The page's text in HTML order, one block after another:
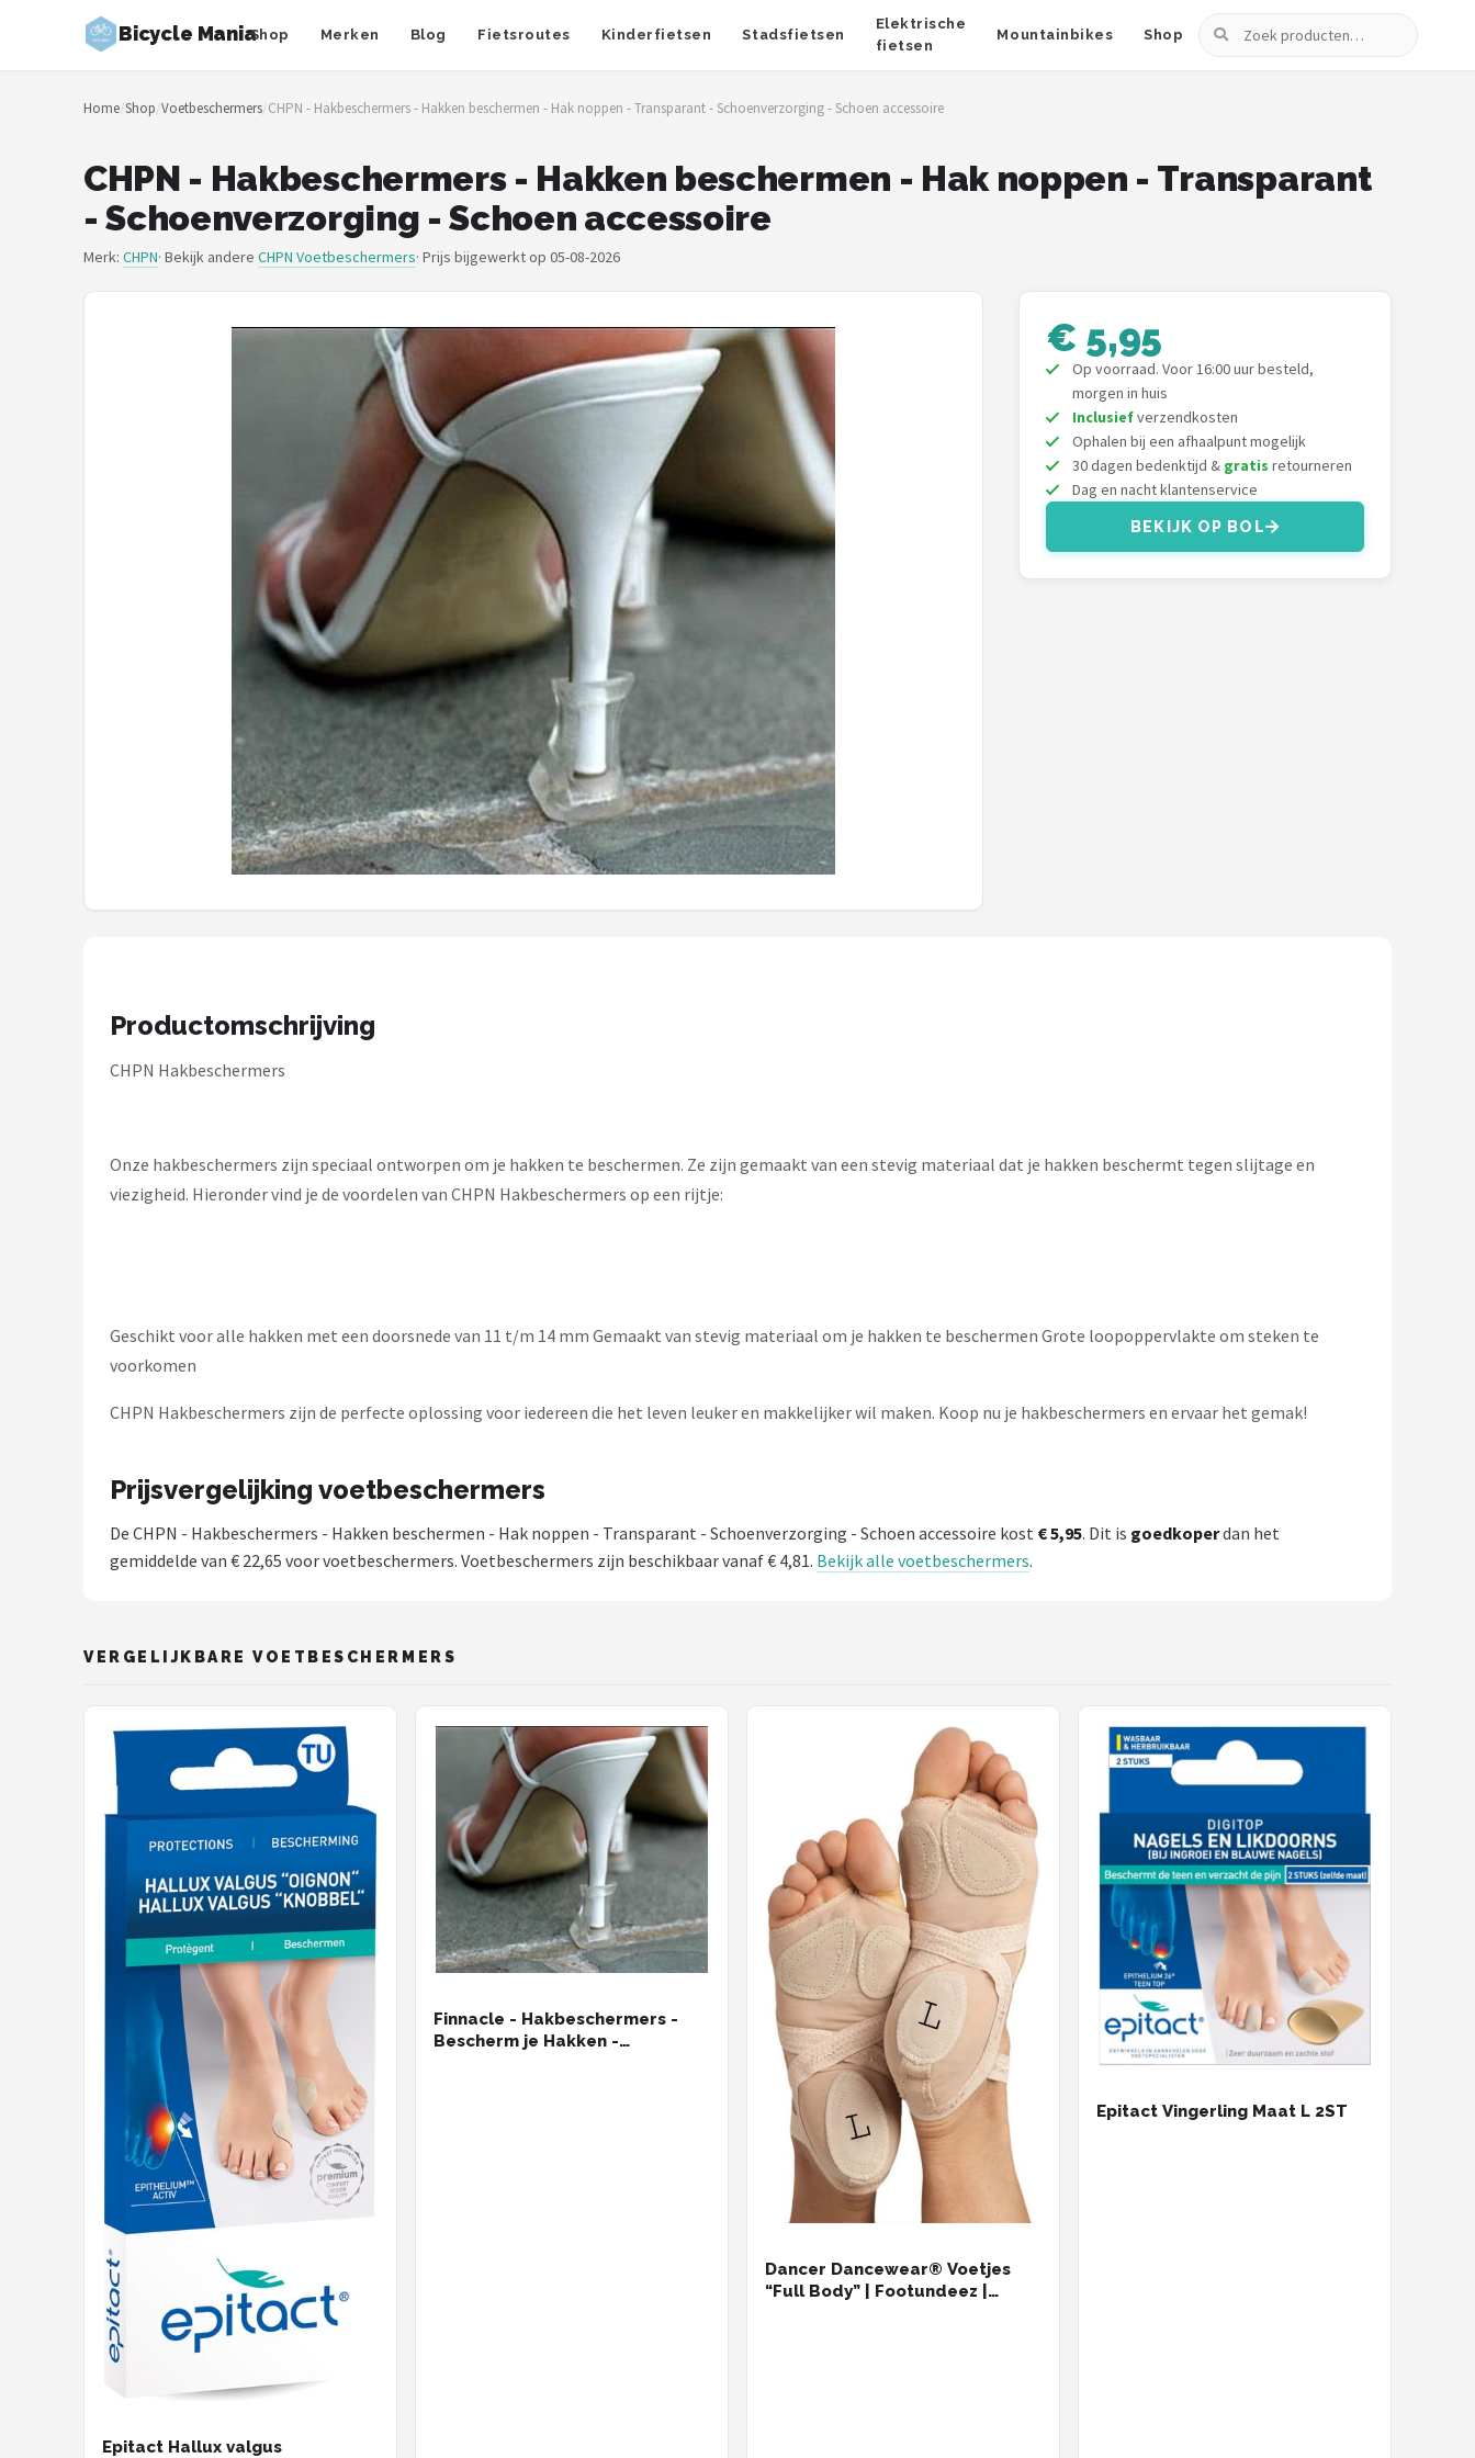
Bicycle ManiaShop Merken Blog Fietsroutes Kinderfietsen Stadsfietsen
Elektrische
fietsen
Mountainbikes Shop
Zoeken
Zoeken
NAVIGATIE
Merken
Blog
Alle merken →
Home/Shop/Voetbeschermers/CHPN - Hakbeschermers - Hakken beschermen - Hak noppen - Transparant - Schoenverzorging - Schoen accessoire
CHPN - Hakbeschermers - Hakken beschermen - Hak noppen - Transparant
- Schoenverzorging - Schoen accessoire
Merk: CHPN· Bekijk andere CHPN Voetbeschermers· Prijs bijgewerkt op 05-08-2026
€ 5,95
Op voorraad. Voor 16:00 uur besteld,
morgen in huis
Inclusiefverzendkosten
Ophalen bij een afhaalpunt mogelijk
30 dagen bedenktijd & gratis retourneren
Dag en nacht klantenservice
BEKIJK OP BOL
Productomschrijving
CHPN Hakbeschermers
Onze hakbeschermers zijn speciaal ontworpen om je hakken te beschermen. Ze zijn gemaakt van een stevig materiaal dat je hakken beschermt tegen slijtage en
viezigheid. Hieronder vind je de voordelen van CHPN Hakbeschermers op een rijtje:
Geschikt voor alle hakken met een doorsnede van 11 t/m 14 mm Gemaakt van stevig materiaal om je hakken te beschermen Grote loopoppervlakte om steken te
voorkomen
CHPN Hakbeschermers zijn de perfecte oplossing voor iedereen die het leven leuker en makkelijker wil maken. Koop nu je hakbeschermers en ervaar het gemak!
Prijsvergelijking voetbeschermers
De CHPN - Hakbeschermers - Hakken beschermen - Hak noppen - Transparant - Schoenverzorging - Schoen accessoire kost € 5,95. Dit is goedkoperdan het
gemiddelde van € 22,65 voor voetbeschermers. Voetbeschermers zijn beschikbaar vanaf € 4,81. Bekijk alle voetbeschermers.
VERGELIJKBARE VOETBESCHERMERS
Epitact Hallux valgus
Finnacle - Hakbeschermers -
Bescherm je Hakken -
Dancer Dancewear® Voetjes
“Full Body” | Footundeez |
Epitact Vingerling Maat L 2ST